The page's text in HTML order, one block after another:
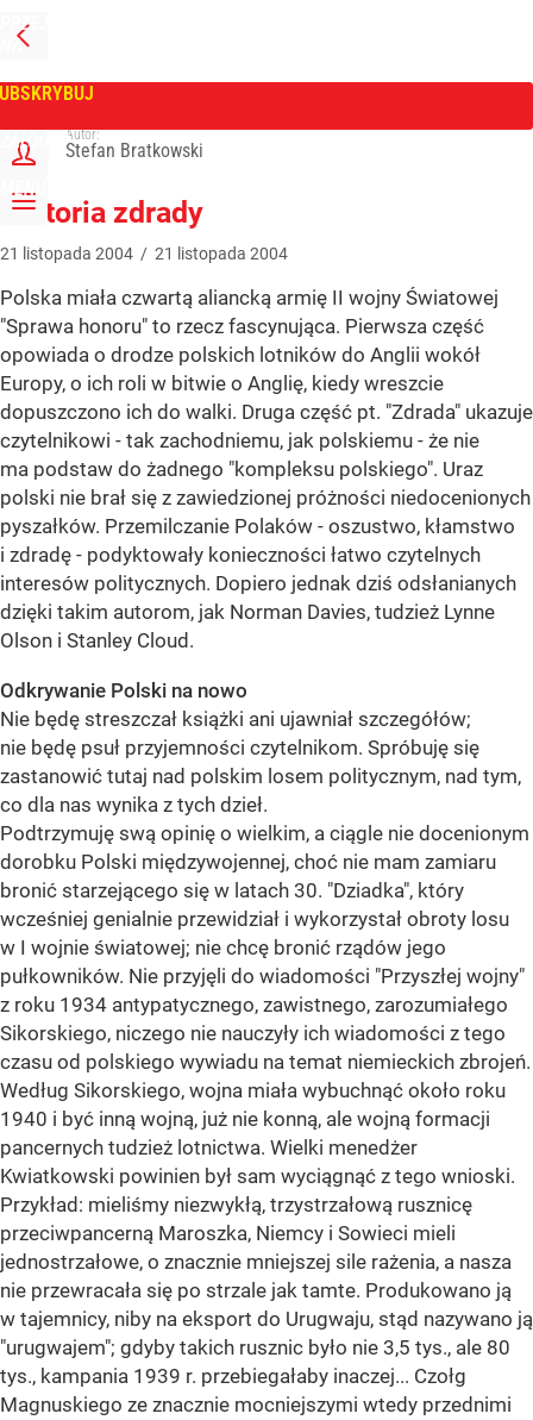
PRZEJDŹ
NA
GŁÓWNĄ
ZALOGUJ
MENU
Tygodnik Wprost
Autor:
Stefan Bratkowski
Historia zdrady
21 listopada 2004 / 21 listopada 2004
Polska miała czwartą aliancką armię II wojny Światowej
"Sprawa honoru" to rzecz fascynująca. Pierwsza część
opowiada o drodze polskich lotników do Anglii wokół
Europy, o ich roli w bitwie o Anglię, kiedy wreszcie
dopuszczono ich do walki. Druga część pt. "Zdrada" ukazuje
czytelnikowi - tak zachodniemu, jak polskiemu - że nie
ma podstaw do żadnego "kompleksu polskiego". Uraz
polski nie brał się z zawiedzionej próżności niedocenionych
pyszałków. Przemilczanie Polaków - oszustwo, kłamstwo
i zdradę - podyktowały konieczności łatwo czytelnych
interesów politycznych. Dopiero jednak dziś odsłanianych
dzięki takim autorom, jak Norman Davies, tudzież Lynne
Olson i Stanley Cloud.
Odkrywanie Polski na nowo
Nie będę streszczał książki ani ujawniał szczegółów;
nie będę psuł przyjemności czytelnikom. Spróbuję się
zastanowić tutaj nad polskim losem politycznym, nad tym,
co dla nas wynika z tych dzieł.
Podtrzymuję swą opinię o wielkim, a ciągle nie docenionym
dorobku Polski międzywojennej, choć nie mam zamiaru
bronić starzejącego się w latach 30. "Dziadka", który
wcześniej genialnie przewidział i wykorzystał obroty losu
w I wojnie światowej; nie chcę bronić rządów jego
pułkowników. Nie przyjęli do wiadomości "Przyszłej wojny"
z roku 1934 antypatycznego, zawistnego, zarozumiałego
Sikorskiego, niczego nie nauczyły ich wiadomości z tego
czasu od polskiego wywiadu na temat niemieckich zbrojeń.
Według Sikorskiego, wojna miała wybuchnąć około roku
1940 i być inną wojną, już nie konną, ale wojną formacji
pancernych tudzież lotnictwa. Wielki menedżer
Kwiatkowski powinien był sam wyciągnąć z tego wnioski.
Przykład: mieliśmy niezwykłą, trzystrzałową rusznicę
przeciwpancerną Maroszka, Niemcy i Sowieci mieli
jednostrzałowe, o znacznie mniejszej sile rażenia, a nasza
nie przewracała się po strzale jak tamte. Produkowano ją
w tajemnicy, niby na eksport do Urugwaju, stąd nazywano ją
"urugwajem"; gdyby takich rusznic było nie 3,5 tys., ale 80
tys., kampania 1939 r. przebiegałaby inaczej... Czołg
Magnuskiego ze znacznie mocniejszymi wtedy przednimi